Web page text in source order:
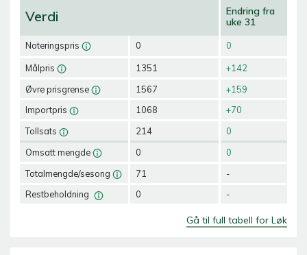
Verdi
Noteringspris
Målpris
Øvre prisgrense
Importpris
Tollsats
Omsatt mengde
Totalmengde/sesong
Restbeholdning
0
1351
1567
1068
214
0
71
0
Endring fra
uke 31
0
+142
+159
+70
0
0
-
-
Gå til full tabell for Løk